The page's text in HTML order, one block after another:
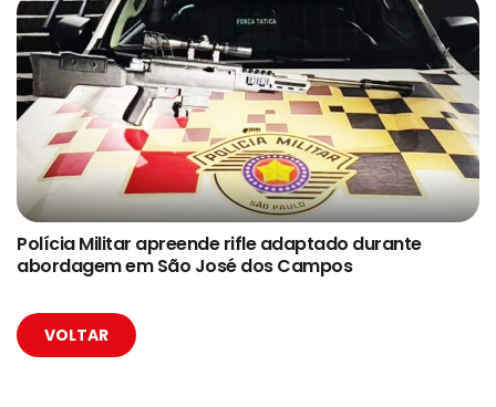
Polícia Militar apreende rifle adaptado durante
abordagem em São José dos Campos
VOLTAR